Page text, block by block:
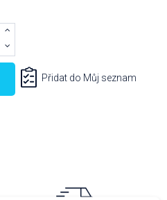
Přidat do Můj seznam